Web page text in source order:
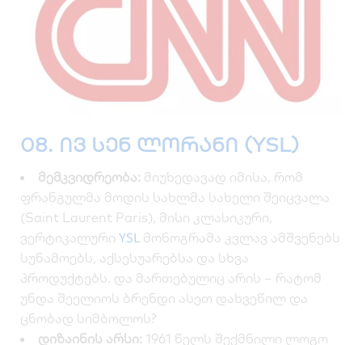
08. ივ სენ ლორანი (YSL)
მემკვიდრეობა: მიუხედავად იმისა, რომ
ფრანგულმა მოდის სახლმა სახელი შეიცვალა
(Saint Laurent Paris), მისი კლასიკური,
ვერტიკალური YSL მონოგრამა კვლავ ამშვენებს
სუნამოებს, აქსესუარებსა და სხვა
პროდუქტებს. და მართებულიც არის – რატომ
უნდა შეელიოს ბრენდი ასეთ დახვეწილ და
ცნობად სიმბოლოს?
დიზაინის არსი: 1961 წელს შექმნილი ლოგო